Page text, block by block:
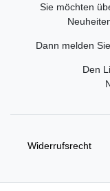
Sie möchten
Dann melden
Den
Widerrufs­recht